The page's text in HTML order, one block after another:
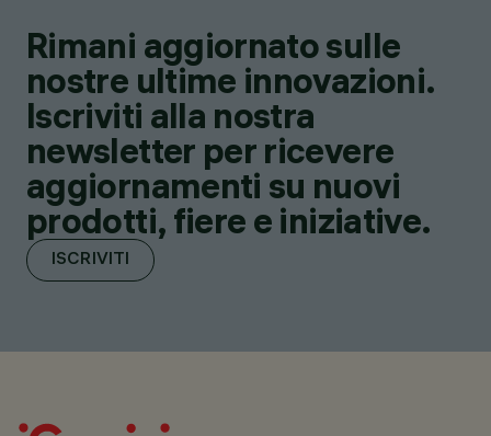
Rimani aggiornato sulle
nostre ultime innovazioni.
Iscriviti alla nostra
newsletter per ricevere
aggiornamenti su nuovi
prodotti, fiere e iniziative.
ISCRIVITI